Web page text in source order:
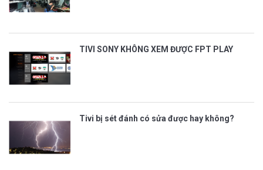
TIVI SONY KHÔNG XEM ĐƯỢC FPT PLAY
Tivi bị sét đánh có sửa được hay không?